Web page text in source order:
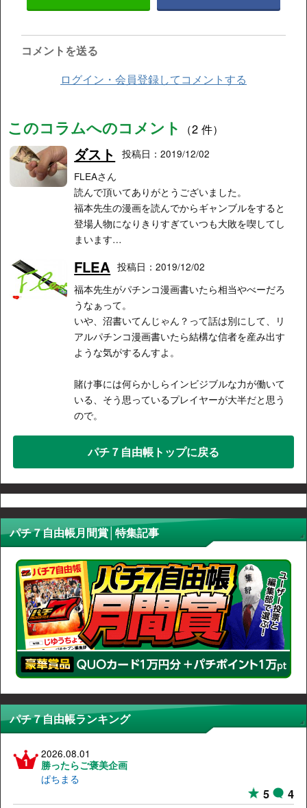
コメントを送る
ログイン・会員登録してコメントする
このコラムへのコメント （2 件）
ダスト
投稿日：2019/12/02
FLEAさん
読んで頂いてありがとうございました。
福本先生の漫画を読んでからギャンブルをすると
登場人物になりきりすぎていつも大敗を喫してし
まいます…
FLEA 投稿日：2019/12/02
福本先生がパチンコ漫画書いたら相当やべーだろ
うなぁって。
いや、沼書いてんじゃん？って話は別にして、リ
アルパチンコ漫画書いたら結構な信者を産み出す
ような気がするんすよ。
賭け事には何らかしらインビジブルな力が働いて
いる、そう思っているプレイヤーが大半だと思う
ので。
パチ７自由帳トップに戻る
パチ７自由帳月間賞│特集記事
パチ７自由帳ランキング
2026.08.01
勝ったらご褒美企画
ぱちまる
5 4